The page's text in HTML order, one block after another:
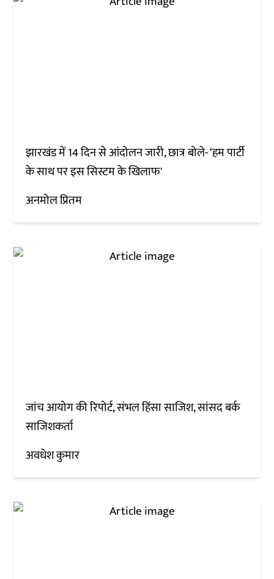
झारखंड में 14 दिन से आंदोलन जारी, छात्र बोले- ‘हम पार्टी
के साथ पर इस सिस्टम के खिलाफ'
अनमोल प्रितम
जांच आयोग की रिपोर्ट, संभल हिंसा साजिश, सांसद बर्क
साजिशकर्ता
अवधेश कुमार